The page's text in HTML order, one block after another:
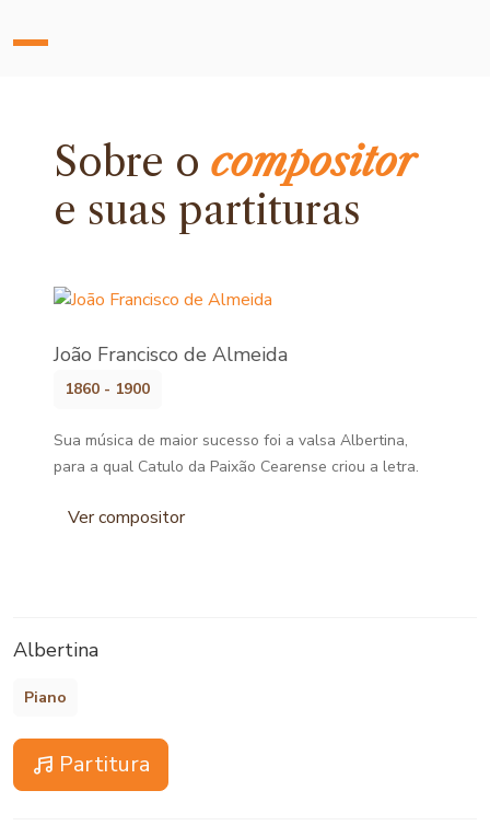
Sobre ocompositor
e suas partituras
João Francisco de Almeida
1860 - 1900
Sua música de maior sucesso foi a valsa Albertina,
para a qual Catulo da Paixão Cearense criou a letra.
Ver compositor
Albertina
Piano
Partitura